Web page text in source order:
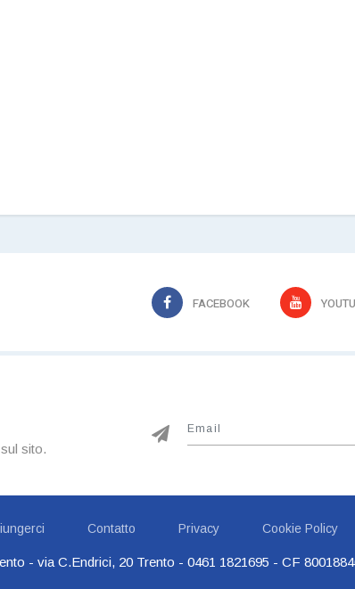
FACEBOOK
sito.
Contatto Privacy Cookie Policy
- via C.Endrici, 20 Trento - 0461 1821695 - CF